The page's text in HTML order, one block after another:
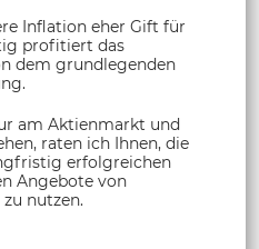
Inflation eher Gift für
profitiert das
dem grundlegenden
am Aktienmarkt und
raten ich Ihnen, die
erfolgreichen
Angebote von
zu nutzen.